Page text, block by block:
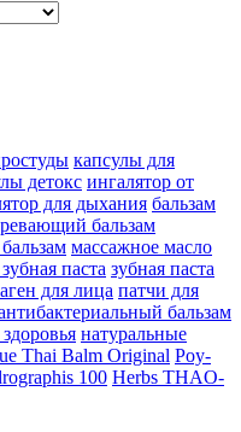
капсулы для
детокс ингалятор от
для дыхания бальзам
бальзам
массажное масло
паста зубная паста
для лица патчи для
бальзам
натуральные
Thai Balm Original Poy-
100 Herbs THAO-